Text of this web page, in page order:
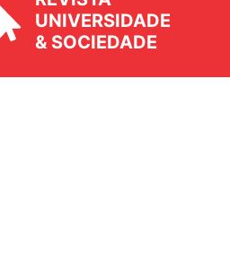
& SOCIEDADE